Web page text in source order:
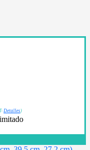
Detalles)